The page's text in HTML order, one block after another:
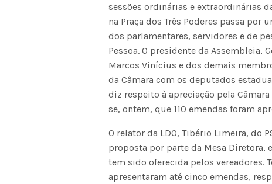
sessões ordinárias e extraordinárias
na Praça dos Três Poderes passa
dos parlamentares, servidores e de
Pessoa. O presidente da Assembleia,
Marcos Vinícius e dos demais
da Câmara com os deputados
diz respeito à apreciação pela
se, ontem, que 110 emendas foram
O relator da LDO, Tibério Limeira, do
proposta por parte da Mesa
tem sido oferecida pelos vereadores.
apresentaram até cinco emendas,